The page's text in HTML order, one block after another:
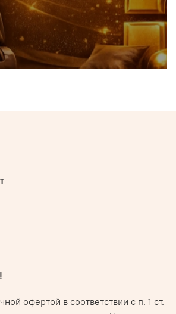
офертой в соответствии с п. 1 ст.